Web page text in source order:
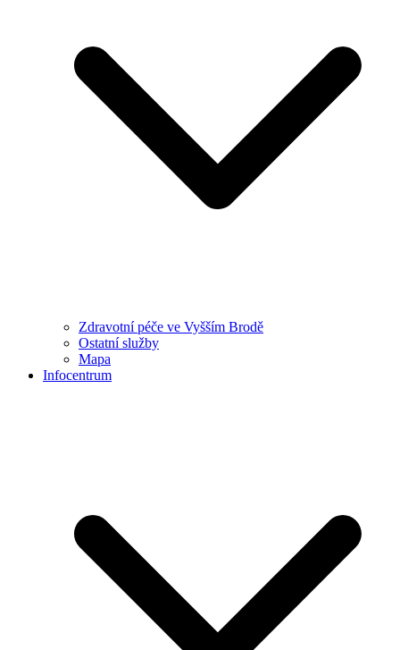
Zdravotní péče ve Vyšším Brodě
Ostatní služby
Mapa
Infocentrum